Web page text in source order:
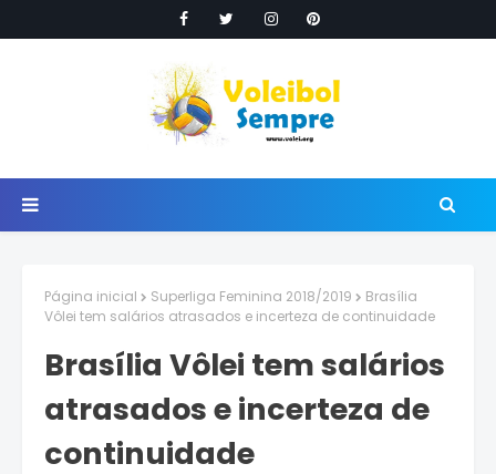
Página inicial Superliga Feminina 2018/2019
Brasília
Vôlei tem salários atrasados e incerteza de continuidade
Brasília Vôlei tem salários
atrasados e incerteza de
continuidade